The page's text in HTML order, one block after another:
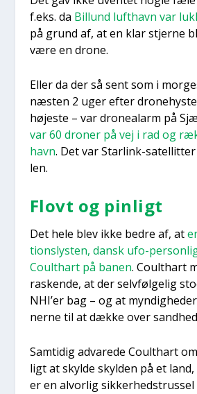
f.eks. da Bil­lund luft­havn var
på grund af, at en klar stjer­ne
være en dro­ne.
Eller da der så sent som i
næsten 2 uger efter
høje­ste – var dro­ne­alarm på
var 60 dro­ner på vej i rad og
havn. Det var Star­link-
len.
Flovt og pin­ligt
Det hele blev ikke bed­re af, at
tions­ly­sten, dansk ufo-
Coult­hart på banen. Coult­hart
ra­sken­de, at der selv­føl­ge­lig
NHI’er bag – og at
ner­ne til at dæk­ke over
Sam­ti­dig adva­re­de Coult­hart
ligt at skyl­de skyl­den på et
er en alvor­lig sik­ker­heds­trus­sel